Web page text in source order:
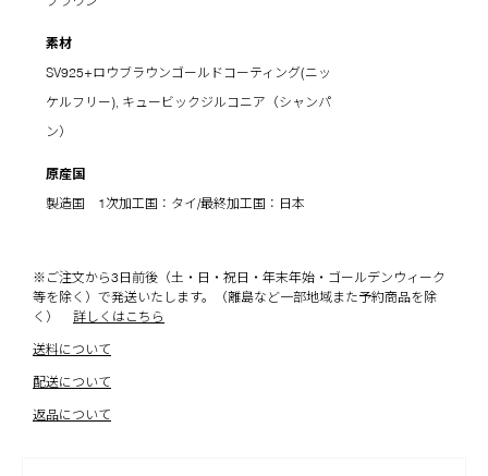
素材
SV925+ロウブラウンゴールドコーティング(ニッ
ケルフリー), キュービックジルコニア（シャンパ
ン）
原産国
製造国 1次加工国：タイ/最終加工国：日本
※ご注文から3日前後（土・日・祝日・年末年始・ゴールデンウィーク
等を除く）で発送いたします。（離島など一部地域また予約商品を除
く）
詳しくはこちら
送料について
配送について
返品について